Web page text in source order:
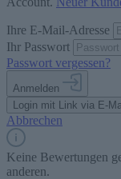
Ihre E-Mail-Adresse
Ihr Passwort
Passwort vergessen?
Anmelden
Login mit Link via E-
Abbrechen
Keine Bewertungen
anderen.